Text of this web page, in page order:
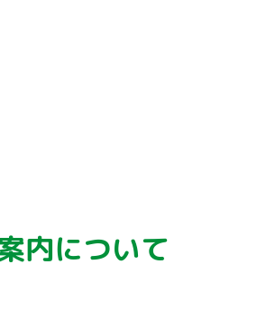
内について